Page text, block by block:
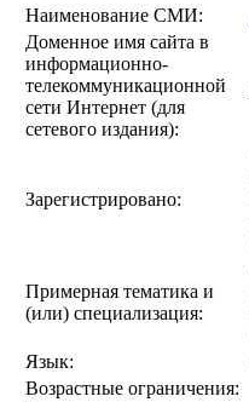
Наименование СМИ:
Доменное имя сайта в
информационно-
телекоммуникационной
сети Интернет (для
сетевого издания):
Зарегистрировано:
Примерная тематика и
(или) специализация:
Язык:
Возрастные ограничения: